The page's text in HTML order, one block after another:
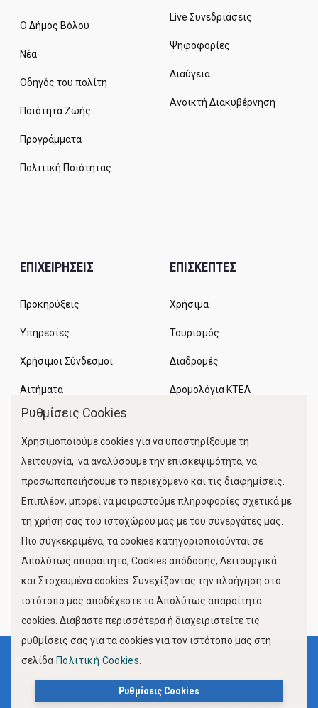
Ο Δήμος Βόλου
Νέα
Οδηγός του πολίτη
Ποιότητα Ζωής
Προγράμματα
Πολιτική Ποιότητας
Live Συνεδριάσεις
Ψηφοφορίες
Διαύγεια
Ανοικτή Διακυβέρνηση
ΕΠΙΧΕΙΡΗΣΕΙΣ
Προκηρύξεις
Υπηρεσίες
Χρήσιμοι Σύνδεσμοι
Αιτήματα
ΕΠΙΣΚΕΠΤΕΣ
Χρήσιμα
Τουρισμός
Διαδρομές
Δρομολόγια ΚΤΕΛ
Κίνηση Λιμένος
FOLLOW US
Όροι Χρήσης
Πολιτική Προστασίας Προσωπικών Δεδομένων
Ρυθμίσεις Cookies
Χρησιμοποιούμε cookies για να υποστηρίξουμε τη
λειτουργία, να αναλύσουμε την επισκεψιμότητα, να
προσωποποιήσουμε το περιεχόμενο και τις διαφημίσεις.
Επιπλέον, μπορεί να μοιραστούμε πληροφορίες σχετικά με
τη χρήση σας του ιστοχώρου μας με του συνεργάτες μας.
Πιο συγκεκριμένα, τα cookies κατηγοριοποιούνται σε
Απολύτως απαραίτητα, Cookies απόδοσης, Λειτουργικά
και Στοχευμένα cookies. Συνεχίζοντας την πλοήγηση στο
ιστότοπο μας αποδέχεστε τα Απολύτως απαραίτητα
cookies. Διαβάστε περισσότερα ή διαχειριστείτε τις
ρυθμίσεις σας για τα cookies για τον ιστότοπο μας στη
σελίδα Πολιτική Cookies.
Ρυθμίσεις Cookies